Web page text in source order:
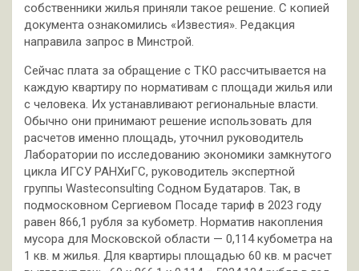
собственники жилья приняли такое решение. С копией
документа ознакомились «Известия». Редакция
направила запрос в Минстрой.
Сейчас плата за обращение с ТКО рассчитывается на
каждую квартиру по нормативам с площади жилья или
с человека. Их устанавливают региональные власти.
Обычно они принимают решение использовать для
расчетов именно площадь, уточнил руководитель
Лаборатории по исследованию экономики замкнутого
цикла ИГСУ РАНХиГС, руководитель экспертной
группы Wasteconsulting Содном Будатаров. Так, в
подмосковном Сергиевом Посаде тариф в 2023 году
равен 866,1 рубля за кубометр. Норматив накопления
мусора для Московской области — 0,114 кубометра на
1 кв. м жилья. Для квартиры площадью 60 кв. м расчет